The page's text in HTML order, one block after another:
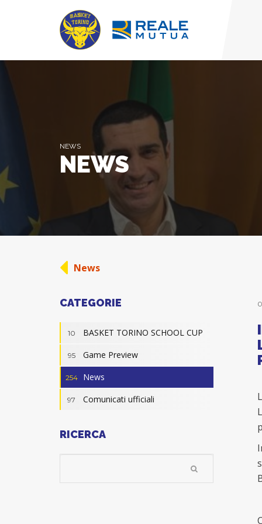
NEWS
NEWS
News
CATEGORIE
10 BASKET TORINO SCHOOL CUP
95 Game Preview
254 News
97 Comunicati ufficiali
RICERCA